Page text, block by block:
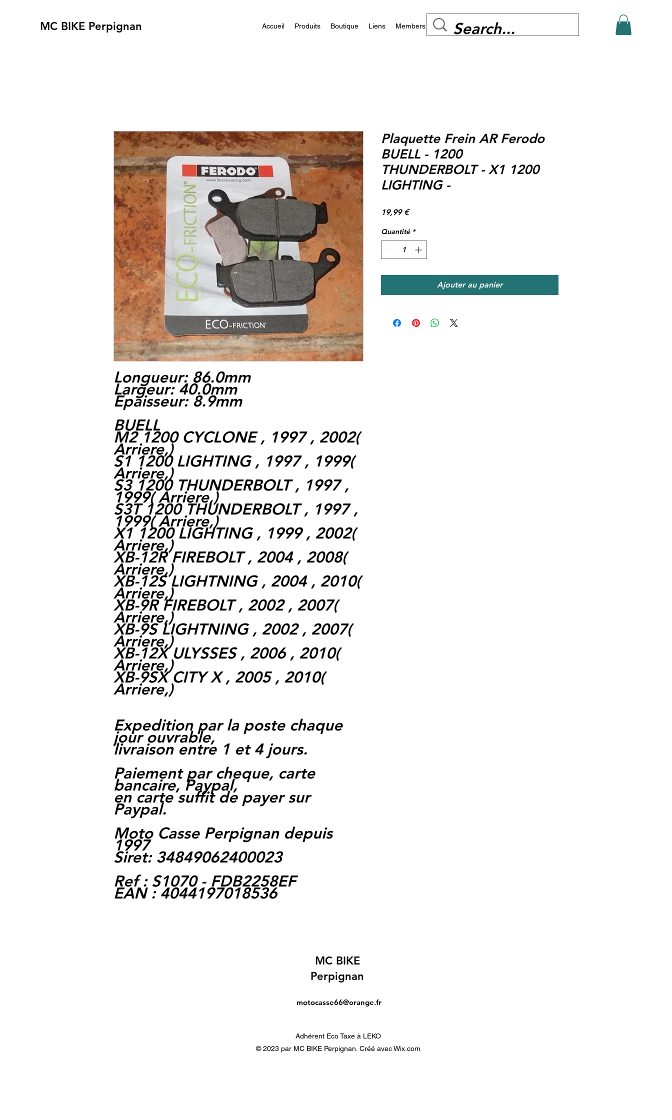
MC BIKE Perpignan Accueil Produits Boutique Liens Members
Longueur: 86.0mm
Largeur: 40.0mm
Epaisseur: 8.9mm
BUELL
M2 1200 CYCLONE , 1997 , 2002(
Arriere,)
S1 1200 LIGHTING , 1997 , 1999(
Arriere,)
S3 1200 THUNDERBOLT , 1997 ,
1999( Arriere,)
S3T 1200 THUNDERBOLT , 1997 ,
1999( Arriere,)
X1 1200 LIGHTING , 1999 , 2002(
Arriere,)
XB-12R FIREBOLT , 2004 , 2008(
Arriere,)
XB-12S LIGHTNING , 2004 , 2010(
Arriere,)
XB-9R FIREBOLT , 2002 , 2007(
Arriere,)
XB-9S LIGHTNING , 2002 , 2007(
Arriere,)
XB-12X ULYSSES , 2006 , 2010(
Arriere,)
XB-9SX CITY X , 2005 , 2010(
Arriere,)
Expedition par la poste chaque
jour ouvrable,
livraison entre 1 et 4 jours.
Paiement par cheque, carte
bancaire, Paypal,
en carte suffit de payer sur
Paypal.
Moto Casse Perpignan depuis
1997
Siret: 34849062400023
Ref : S1070 - FDB2258EF
EAN : 4044197018536
Plaquette Frein AR Ferodo
BUELL - 1200
THUNDERBOLT - X1 1200
LIGHTING -
19,99 €Prix
Quantité *
Ajouter au panier
MC BIKE
Perpignan
motocasse66@orange.fr
Adhérent Eco Taxe à LEKO
© 2023 par MC BIKE Perpignan. Créé avec Wix.com